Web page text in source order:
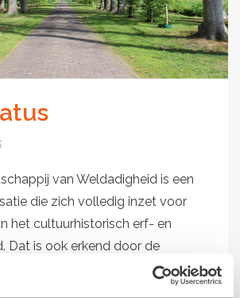
van Weldadigheid is een
die zich volledig inzet voor
het cultuurhistorisch erf- en
Dat is ook erkend door de
onlangs ontvingen wij...